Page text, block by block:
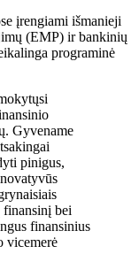
įrengiami išmanieji
(EMP) ir bankinių
programinė
Gyvename
pinigus,
finansinį bei
finansinius
vicemerė